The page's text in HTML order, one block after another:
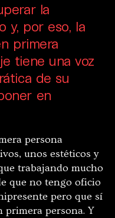
la
y, por eso, la
primera
tiene una voz
de su
en
persona
unos estéticos y
trabajando mucho
que no tengo oficio
pero que sí
primera persona. Y